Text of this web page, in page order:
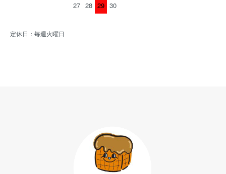
27 28 29 30
定休日：毎週火曜日